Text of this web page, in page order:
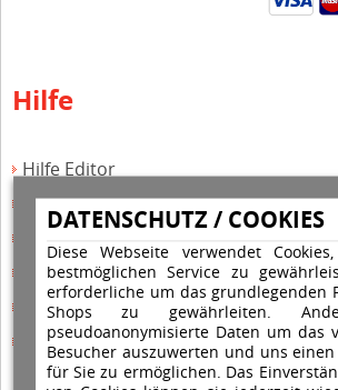
DATENSCHUTZ / COOKIES
Diese Webseite verwendet
bestmöglichen Service zu
erforderliche um das grundlegenden
Shops zu gewährleiten.
pseudoanonymisierte Daten um das
Besucher auszuwerten und uns
für Sie zu ermöglichen. Das
Hilfe
Hilfe Editor
Hilfe-Multicolorstempel
Hilfe Rundstempel Holz
Hilfe Stempelkissen wechseln
Hilfe Stempelplatte wechseln